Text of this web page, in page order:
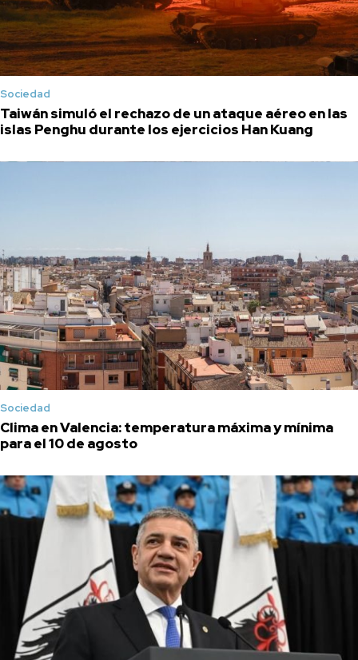
Sociedad
Taiwán simuló el rechazo de un ataque aéreo en las
islas Penghu durante los ejercicios Han Kuang
Sociedad
Clima en Valencia: temperatura máxima y mínima
para el 10 de agosto